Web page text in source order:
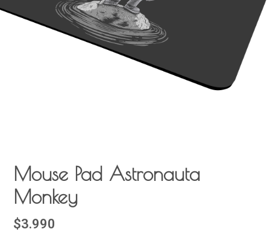
Mouse Pad Astronauta
Monkey
$3.990